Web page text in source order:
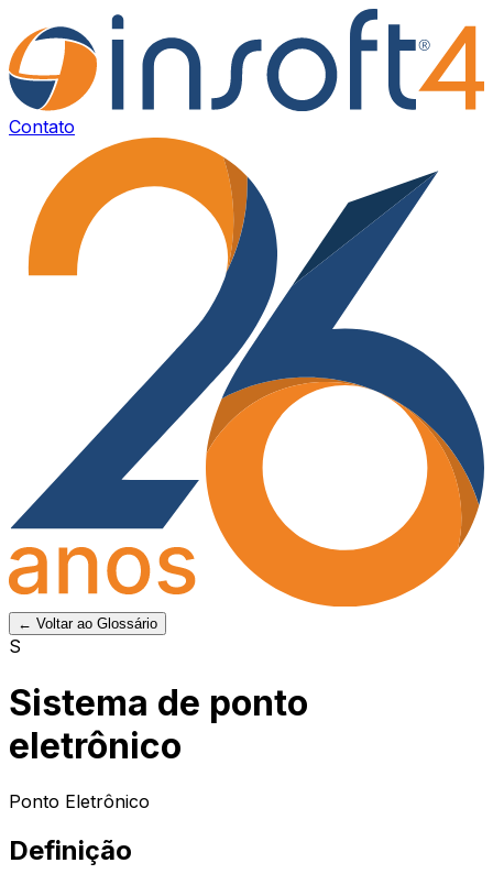
Contato
← Voltar ao Glossário
S
Sistema de ponto
eletrônico
Ponto Eletrônico
Definição